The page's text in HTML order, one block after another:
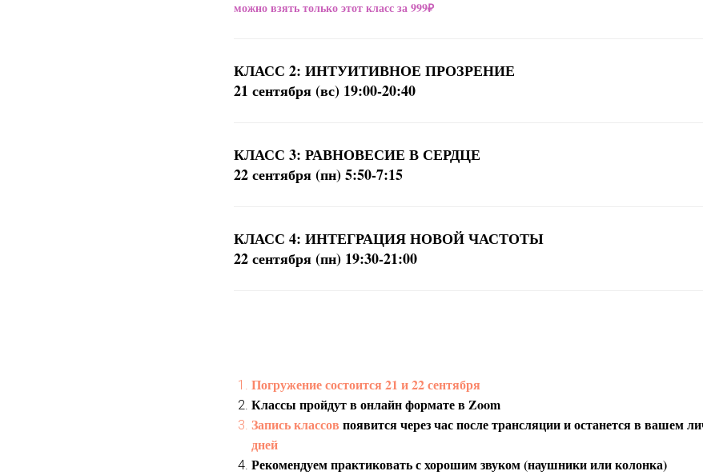
можно взять только этот класс за 999₽
КЛАСС 2: ИНТУИТИВНОЕ ПРОЗРЕНИЕ
21 сентября (вс) 19:00-20:40
КЛАСС 3: РАВНОВЕСИЕ В СЕРДЦЕ
22 сентября (пн) 5:50-7:15
КЛАСС 4: ИНТЕГРАЦИЯ НОВОЙ ЧАСТОТЫ
22 сентября (пн) 19:30-21:00
Погружение состоится 21 и 22 сентября
Классы пройдут в онлайн формате в Zoom
Запись классов появится через час после трансляции и останется в вашем
дней
Рекомендуем практиковать с хорошим звуком (наушники или колонка)